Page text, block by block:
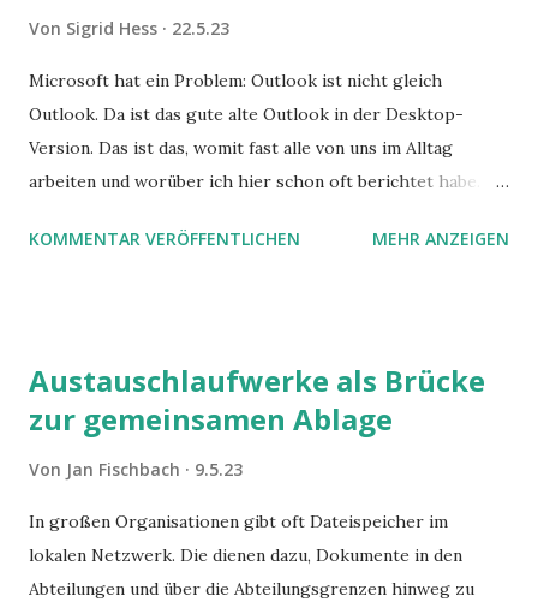
Von Sigrid Hess 22.5.23
Microsoft hat ein Problem: Outlook ist nicht gleich
Outlook. Da ist das gute alte Outlook in der Desktop-
Version. Das ist das, womit fast alle von uns im Alltag
arbeiten und worüber ich hier schon oft berichtet habe.
Mobilgeräten sowieso. Dann gibt's noch Outlook im Web.
KOMMENTAR VERÖFFENTLICHEN MEHR ANZEIGEN
Austauschlaufwerke als Brücke
zur gemeinsamen Ablage
Von Jan Fischbach 9.5.23
In großen Organisationen gibt oft Dateispeicher im
lokalen Netzwerk. Die dienen dazu, Dokumente in den
Abteilungen und über die Abteilungsgrenzen hinweg zu